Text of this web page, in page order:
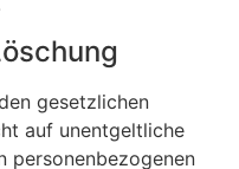
gesetzlichen
auf unentgeltliche
personenbezogenen